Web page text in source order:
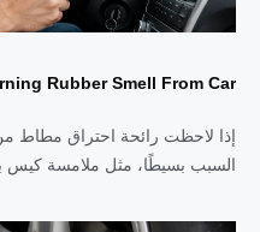
Rubber Smell From Car?
إذا لاحظت رائحة احتراق مطاط
السبب بسيطًا، مثل ملامسة كيس